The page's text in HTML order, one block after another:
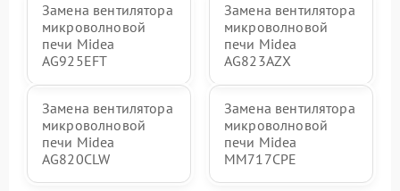
Замена вентилятора
микроволновой
печи Midea
AG925EFT
Замена вентилятора
микроволновой
печи Midea
AG823AZX
Замена вентилятора
микроволновой
печи Midea
AG820CLW
Замена вентилятора
микроволновой
печи Midea
MM717CPE